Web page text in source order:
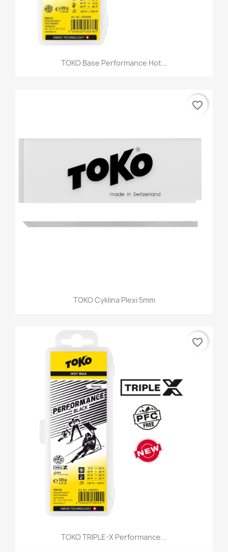
TOKO Base Performance Hot...
TOKO Cyklina Plexi 5mm
favorite_border
TOKO TRIPLE-X Performance...
favorite_border